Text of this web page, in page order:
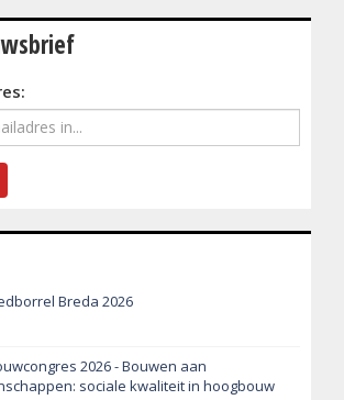
Breda 2026
2026 - Bouwen aan
sociale kwaliteit in hoogbouw